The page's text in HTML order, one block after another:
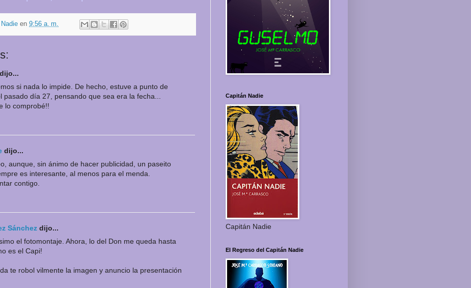
en 9:56 a. m.
dijo...
si nada lo impide. De hecho, estuve a punto de
pasado día 27, pensando que sea era la fecha...
lo comprobé!!
dijo...
aunque, sin ánimo de hacer publicidad, un paseito
es interesante, al menos para el menda.
contigo.
Sánchez dijo...
el fotomontaje. Ahora, lo del Don me queda hasta
es el Capi!
te robol vilmente la imagen y anuncio la presentación
Capitán Nadie
Capitán Nadie
El Regreso del Capitán Nadie